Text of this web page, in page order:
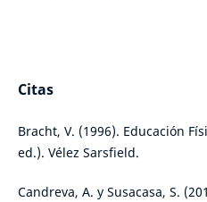
Citas
Bracht, V. (1996). Educación
ed.). Vélez Sarsfield.
Candreva, A. y Susacasa, S.